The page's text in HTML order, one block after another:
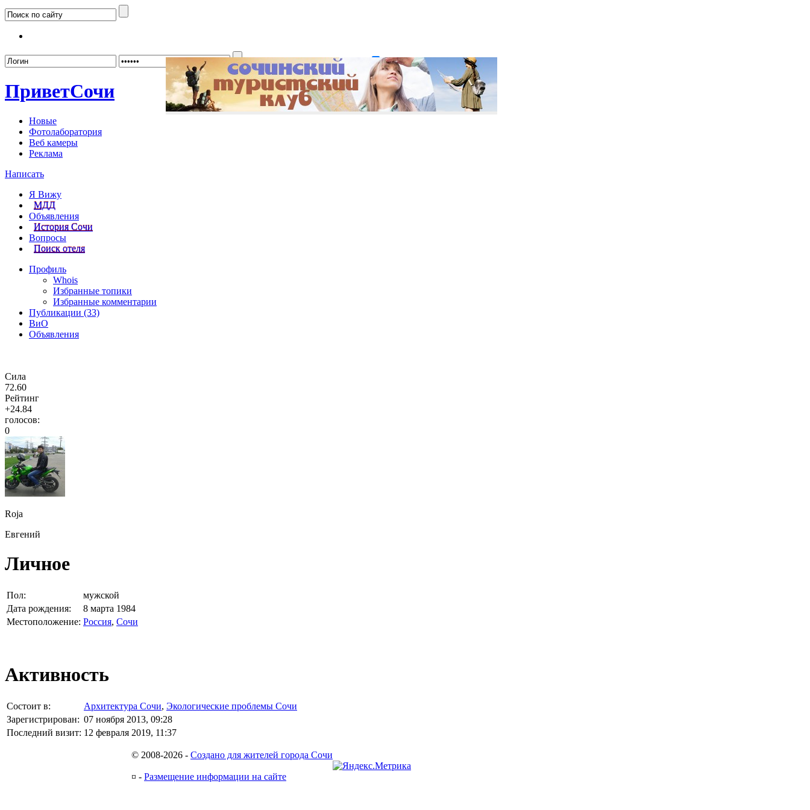
Забыли пароль? Регистрация
ПриветСочи
Новые
Фотолаборатория
Веб камеры
Реклама
Написать
Я Вижу
МДД
Объявления
История Сочи
Вопросы
Поиск отеля
Профиль
Whois
Избранные топики
Избранные комментарии
Публикации (33)
ВиО
Объявления
Сила
72.60
Рейтинг
+24.84
голосов:
0
Roja
Евгений
Личное
Пол:
мужской
Дата рождения:
8 марта 1984
Местоположение: Россия, Сочи
Активность
Состоит в: Архитектура Сочи, Экологические проблемы Сочи
Зарегистрирован: 07 ноября 2013, 09:28
Последний визит: 12 февраля 2019, 11:37
© 2008-2026 - Создано для жителей города Сочи
¤ - Размещение информации на сайте